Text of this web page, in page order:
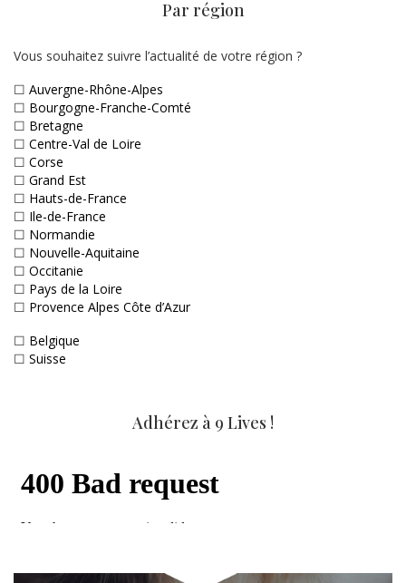
Par région
Vous souhaitez suivre l’actualité de votre région ?
☐ Auvergne-Rhône-Alpes
☐ Bourgogne-Franche-Comté
☐ Bretagne
☐ Centre-Val de Loire
☐ Corse
☐ Grand Est
☐ Hauts-de-France
☐ Ile-de-France
☐ Normandie
☐ Nouvelle-Aquitaine
☐ Occitanie
☐ Pays de la Loire
☐ Provence Alpes Côte d’Azur
☐ Belgique
☐ Suisse
Adhérez à 9 Lives !